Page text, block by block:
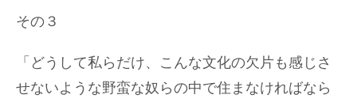
美
E
その３
「どうして私らだけ、こんな文化の欠片も感じさ
せないような野蛮な奴らの中で住まなければなら